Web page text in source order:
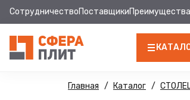
СотрудничествоПоставщикиПреимущества
ЛДСП
Главная Каталог